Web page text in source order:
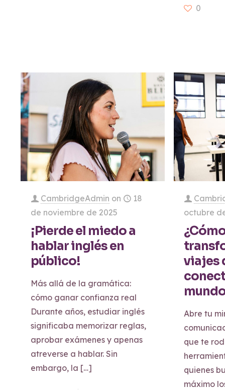
0
CambridgeAdmin on
18
de noviembre de 2025
¡Pierde el miedo a
hablar inglés en
público!
Más allá de la gramática:
cómo ganar confianza real
Durante años, estudiar inglés
significaba memorizar reglas,
aprobar exámenes y apenas
atreverse a hablar. Sin
embargo, la […]
octubre
viajes
Abre tu
que te
quienes
máximo